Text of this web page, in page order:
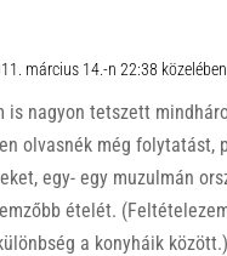
március 14.-n 22:38 közelében
is nagyon tetszett
olvasnék még folytatást,
egy- egy muzulmán
ételét.
a konyháik között.)